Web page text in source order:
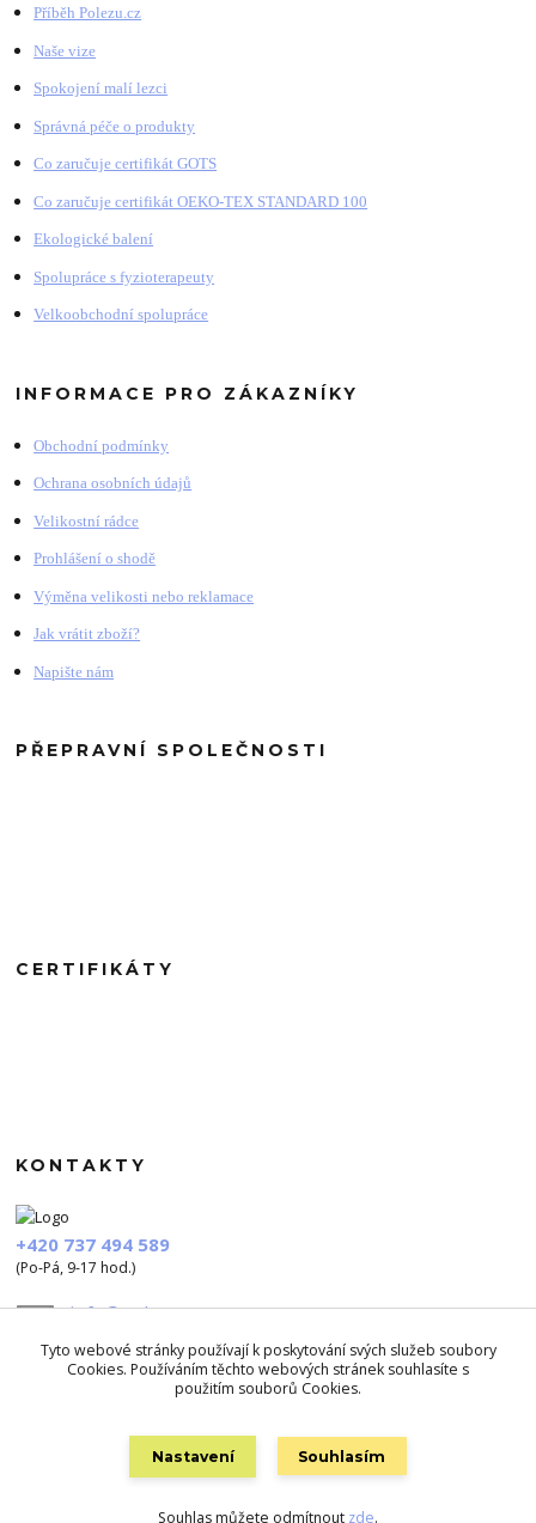
Příběh Polezu.cz
Naše vize
Spokojení malí lezci
Správná péče o produkty
Co zaručuje certifikát GOTS
Co zaručuje certifikát OEKO-TEX STANDARD 100
Ekologické balení
Spolupráce s fyzioterapeuty
Velkoobchodní spolupráce
INFORMACE PRO ZÁKAZNÍKY
Obchodní podmínky
Ochrana osobních údajů
Velikostní rádce
Prohlášení o shodě
Výměna velikosti nebo reklamace
Jak vrátit zboží?
Napište nám
PŘEPRAVNÍ SPOLEČNOSTI
CERTIFIKÁTY
KONTAKTY
+420 737 494 589
(Po-Pá, 9-17 hod.)
info@polezu.cz
Tyto webové stránky používají k poskytování svých služeb soubory
Cookies. Používáním těchto webových stránek souhlasíte s
použitím souborů Cookies.
Nastavení Souhlasím
Souhlas můžete odmítnout zde.